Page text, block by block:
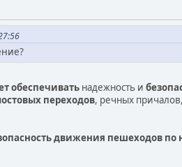
обеспечиватьнадежность и
переходов, речных
движения пешеходов по